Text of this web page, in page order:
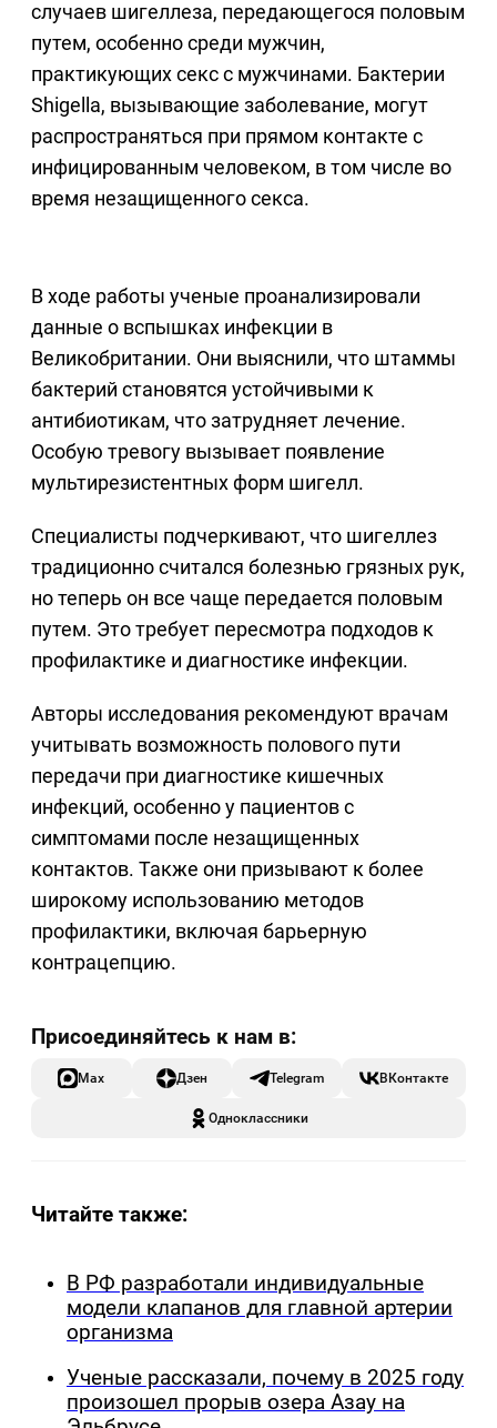
случаев шигеллеза, передающегося половым
путем, особенно среди мужчин,
практикующих секс с мужчинами. Бактерии
Shigella, вызывающие заболевание, могут
распространяться при прямом контакте с
инфицированным человеком, в том числе во
время незащищенного секса.
В ходе работы ученые проанализировали
данные о вспышках инфекции в
Великобритании. Они выяснили, что штаммы
бактерий становятся устойчивыми к
антибиотикам, что затрудняет лечение.
Особую тревогу вызывает появление
мультирезистентных форм шигелл.
Специалисты подчеркивают, что шигеллез
традиционно считался болезнью грязных рук,
но теперь он все чаще передается половым
путем. Это требует пересмотра подходов к
профилактике и диагностике инфекции.
Авторы исследования рекомендуют врачам
учитывать возможность полового пути
передачи при диагностике кишечных
инфекций, особенно у пациентов с
симптомами после незащищенных
контактов. Также они призывают к более
широкому использованию методов
профилактики, включая барьерную
контрацепцию.
Max Дзен Telegram ВКонтакте
Одноклассники
Читайте также:
В РФ разработали индивидуальные
модели клапанов для главной артерии
организма
Ученые рассказали, почему в 2025 году
произошел прорыв озера Азау на